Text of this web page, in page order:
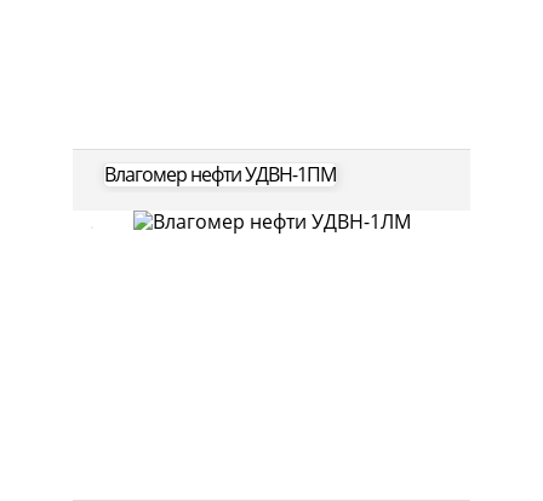
Влагомер нефти УДВН-1ПМ